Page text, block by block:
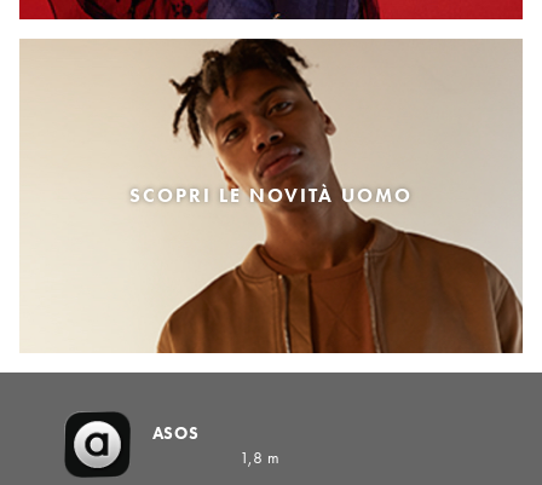
SCOPRI LE NOVITÀ UOMO
ASOS
1,8 m